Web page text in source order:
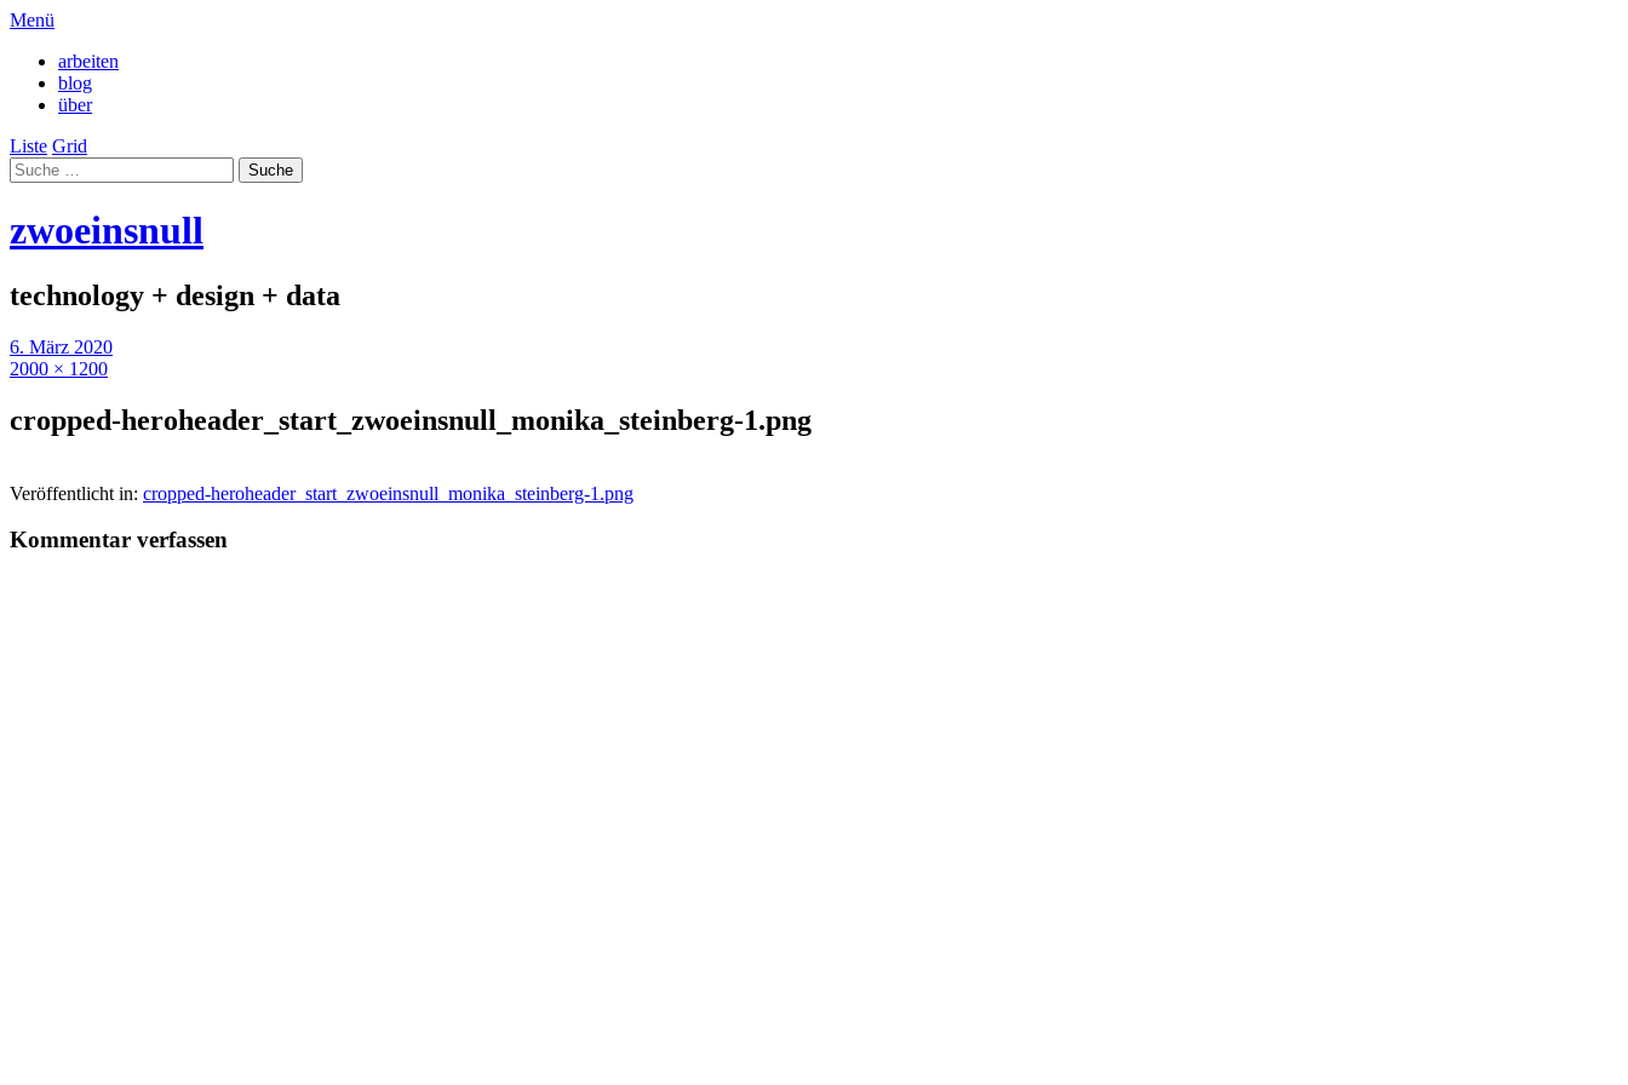
Menü
arbeiten
blog
über
Liste Grid
zwoeinsnull
technology + design + data
6. März 2020
2000 × 1200
cropped-heroheader_start_zwoeinsnull_monika_steinberg-1.png
Veröffentlicht in: cropped-heroheader_start_zwoeinsnull_monika_steinberg-1.png
Kommentar verfassen